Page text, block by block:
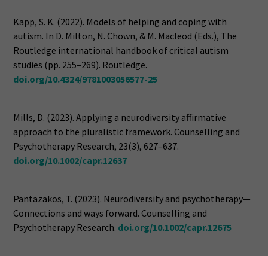
Kapp, S. K. (2022). Models of helping and coping with
autism. In D. Milton, N. Chown, & M. Macleod (Eds.), The
Routledge international handbook of critical autism
studies (pp. 255–269). Routledge.
doi.org/10.4324/9781003056577-25
Mills, D. (2023). Applying a neurodiversity affirmative
approach to the pluralistic framework. Counselling and
Psychotherapy Research, 23(3), 627–637.
doi.org/10.1002/capr.12637
Pantazakos, T. (2023). Neurodiversity and psychotherapy—
Connections and ways forward. Counselling and
Psychotherapy Research. doi.org/10.1002/capr.12675